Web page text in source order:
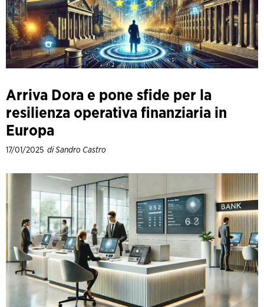
Arriva Dora e pone sfide per la
resilienza operativa finanziaria in
Europa
17/01/2025 di Sandro Castro